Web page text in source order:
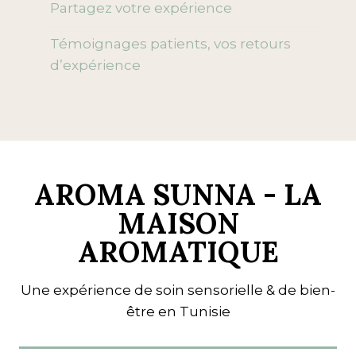
Partagez votre expérience
Témoignages patients, vos retours
d’expérience
AROMA SUNNA - LA
MAISON
AROMATIQUE
Une expérience de soin sensorielle & de bien-
être en Tunisie